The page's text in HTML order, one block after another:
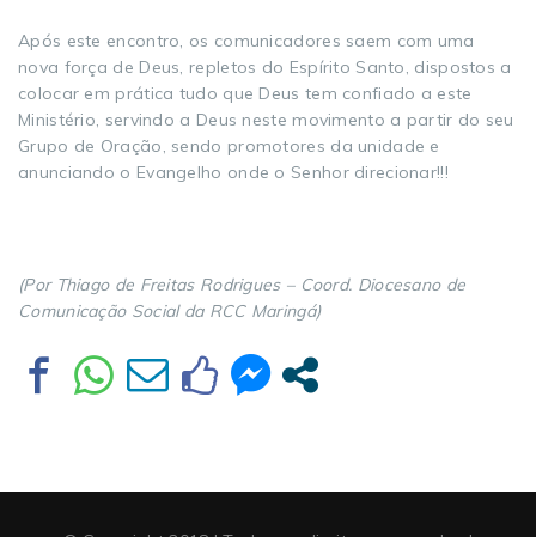
Após este encontro, os comunicadores saem com uma
nova força de Deus, repletos do Espírito Santo, dispostos a
colocar em prática tudo que Deus tem confiado a este
Ministério, servindo a Deus neste movimento a partir do seu
Grupo de Oração, sendo promotores da unidade e
anunciando o Evangelho onde o Senhor direcionar!!!
(Por Thiago de Freitas Rodrigues – Coord. Diocesano de
Comunicação Social da RCC Maringá)